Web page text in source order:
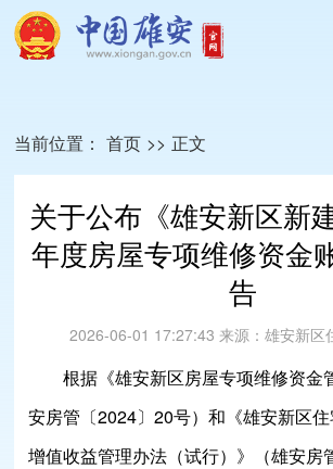
当前位置： 首页 >> 正文
关于公布《雄安新区新
年度房屋专项维修资金
告
2026-06-01 17:27:43 来源： 雄安新区
根据《雄安新区房屋专项维修资金
安房管〔2024〕20号）和《雄安新区
增值收益管理办法（试行）》（雄安房